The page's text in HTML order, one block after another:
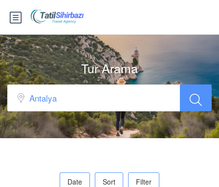
Tur Arama
Date Sort Filter